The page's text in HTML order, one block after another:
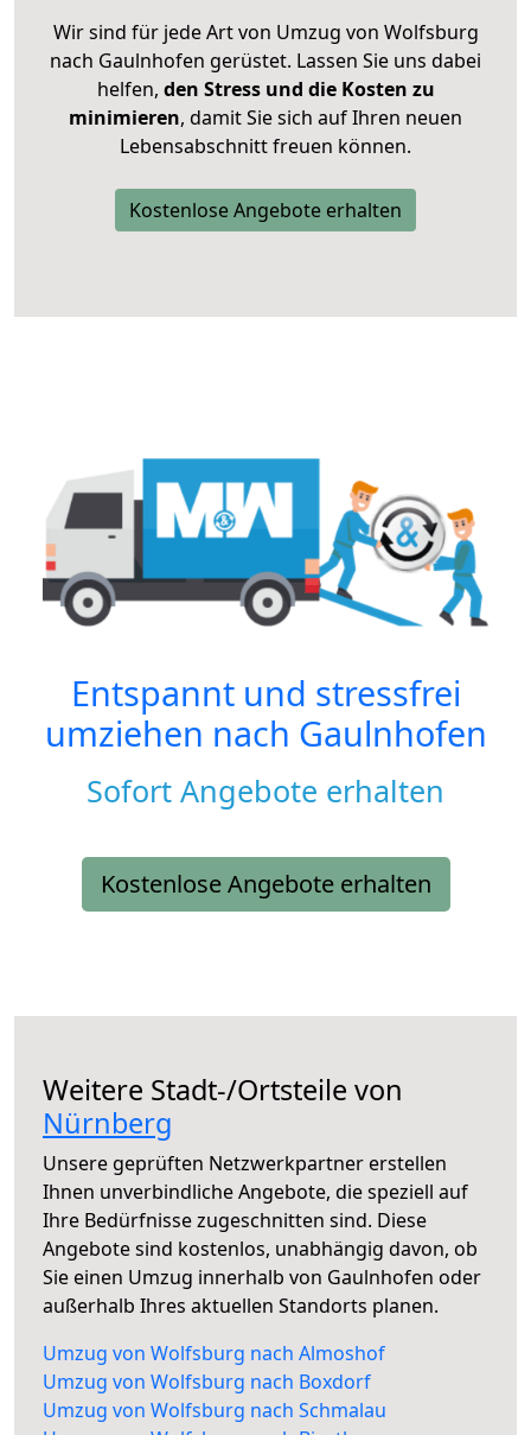
Wir sind für jede Art von Umzug von Wolfsburg
nach Gaulnhofen gerüstet. Lassen Sie uns dabei
helfen, den Stress und die Kosten zu
minimieren, damit Sie sich auf Ihren neuen
Lebensabschnitt freuen können.
Kostenlose Angebote erhalten
Entspannt und stressfrei
umziehen nach Gaulnhofen
Sofort Angebote erhalten
Kostenlose Angebote erhalten
Weitere Stadt-/Ortsteile von
Nürnberg
Unsere geprüften Netzwerkpartner erstellen
Ihnen unverbindliche Angebote, die speziell auf
Ihre Bedürfnisse zugeschnitten sind. Diese
Angebote sind kostenlos, unabhängig davon, ob
Sie einen Umzug innerhalb von Gaulnhofen oder
außerhalb Ihres aktuellen Standorts planen.
Umzug von Wolfsburg nach Almoshof
Umzug von Wolfsburg nach Boxdorf
Umzug von Wolfsburg nach Schmalau